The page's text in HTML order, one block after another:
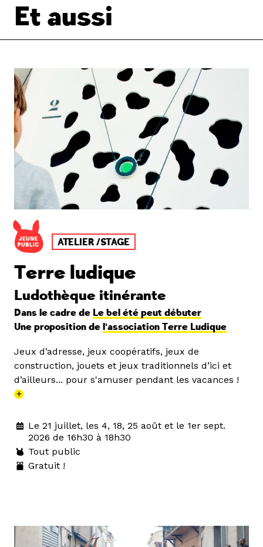
Et aussi
ATELIER /STAGE
Terre ludique
Ludothèque itinérante
Dans le cadre de Le bel été peut débuter
Une proposition de l'association Terre Ludique
Jeux d’adresse, jeux coopératifs, jeux de
construction, jouets et jeux traditionnels d’ici et
d’ailleurs... pour s'amuser pendant les vacances !
+
Le 21 juillet, les 4, 18, 25 août et le 1er sept.
2026 de 16h30 à 18h30
Tout public
Gratuit !